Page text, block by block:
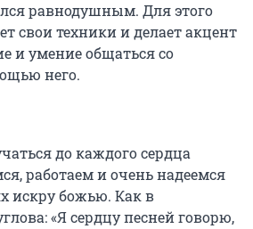
равнодушным. Для этого
свои техники и делает акцент
и умение общаться со
него.
до каждого сердца
работаем и очень надеемся
искру божью. Как в
«Я сердцу песней говорю,